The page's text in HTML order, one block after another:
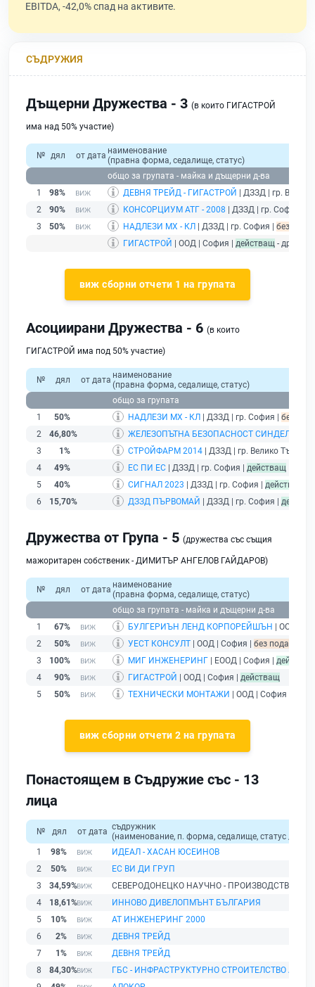
EBITDA, -42,0% спад на активите.
СЪДРУЖИЯ
Дъщерни Дружества - 3 (в които ГИГАСТРОЙ
има над 50% участие)
№ дял от дата наименование
(правна форма, седалище, статус)
общо за групата - майка и дъщерни д-ва
1
98% ДЕВНЯ ТРЕЙД - ГИГАСТРОЙ
| ДЗЗД | гр. Варна |
2
90% КОНСОРЦИУМ АТГ - 2008 | ДЗЗД | гр. София |
3
50% НАДЛЕЗИ МХ - КЛ | ДЗЗД | гр. София | без
ГИГАСТРОЙ
| ООД | София | действащ -
виж сборни отчети 1 на групата
Асоциирани Дружества - 6 (в които
ГИГАСТРОЙ има под 50% участие)
№ дял от дата наименование
(правна форма, седалище, статус)
общо за групата
1
50% НАДЛЕЗИ МХ - КЛ | ДЗЗД | гр. София | без
2
46,80% ЖЕЛЕЗОПЪТНА БЕЗОПАСНОСТ СИНДЕЛ
3
1% СТРОЙФАРМ 2014 | ДЗЗД | гр. Велико
4
49% ЕС ПИ ЕС | ДЗЗД | гр. София | действащ
5
40% СИГНАЛ 2023 | ДЗЗД | гр. София | действащ
6
15,70% ДЗЗД ПЪРВОМАЙ | ДЗЗД | гр. София |
Дружества от Група - 5 (дружества със същия
мажоритарен собственик - ДИМИТЪР АНГЕЛОВ ГАЙДАРОВ)
№ дял от дата наименование
(правна форма, седалище, статус)
общо за групата - майка и дъщерни д-ва
1
67% БУЛГЕРИЪН ЛЕНД КОРПОРЕЙШЪН
| ООД |
2
50% УЕСТ КОНСУЛТ | ООД | София | без подаден
3
100% МИГ ИНЖЕНЕРИНГ | ЕООД | София | действащ
4
90% ГИГАСТРОЙ | ООД | София | действащ
5
50% ТЕХНИЧЕСКИ МОНТАЖИ | ООД | София |
виж сборни отчети 2 на групата
Понастоящем в Съдружие със - 13
лица
№ дял от дата съдружник
(наименование, п. форма, седалище, статус /
1
98%
ИДЕАЛ - ХАСАН ЮСЕИНОВ
2
50%
ЕС ВИ ДИ ГРУП
3
34,59%
СЕВЕРОДОНЕЦКО НАУЧНО - ПРОИЗВОДСТВЕНО
4
18,61%
ИННОВО ДИВЕЛОПМЪНТ БЪЛГАРИЯ
5
10%
АТ ИНЖЕНЕРИНГ 2000
6
2%
ДЕВНЯ ТРЕЙД
7
1%
ДЕВНЯ ТРЕЙД
8
84,30%
ГБС - ИНФРАСТРУКТУРНО СТРОИТЕЛСТВО АД